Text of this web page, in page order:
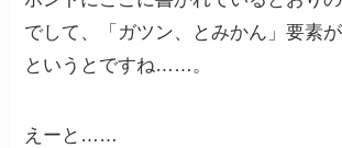
でして、「ガツン、とみかん」要素
というとですね……。
えーと……